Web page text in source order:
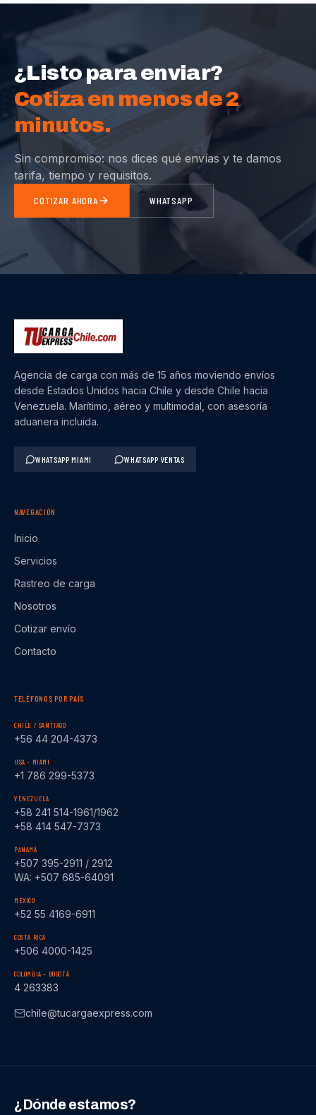
¿Listo para enviar?
Cotiza en menos de 2
minutos.
Sin compromiso: nos dices qué envías y te damos
tarifa, tiempo y requisitos.
COTIZAR AHORA WHATSAPP
Agencia de carga con más de 15 años moviendo envíos
desde Estados Unidos hacia Chile y desde Chile hacia
Venezuela. Marítimo, aéreo y multimodal, con asesoría
aduanera incluida.
WHATSAPP MIAMI WHATSAPP VENTAS
NAVEGACIÓN
Inicio
Servicios
Rastreo de carga
Nosotros
Cotizar envío
Contacto
TELÉFONOS POR PAÍS
CHILE / SANTIAGO
+56 44 204-4373
USA – MIAMI
+1 786 299-5373
VENEZUELA
+58 241 514-1961/1962
+58 414 547-7373
PANAMÁ
+507 395-2911 / 2912
WA: +507 685-64091
MÉXICO
+52 55 4169-6911
COSTA RICA
+506 4000-1425
COLOMBIA – BOGOTÁ
4 263383
chile@tucargaexpress.com
¿Dónde estamos?